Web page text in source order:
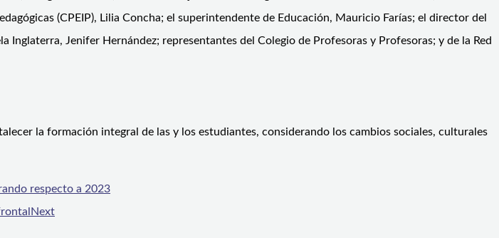
(CPEIP), Lilia Concha; el superintendente de Educación, Mauricio Farías; el director del
Jenifer Hernández; representantes del Colegio de Profesoras y Profesoras; y de la Red
la formación integral de las y los estudiantes, considerando los cambios sociales, culturales
respecto a 2023
Next